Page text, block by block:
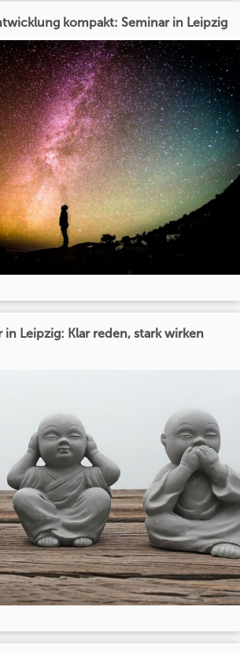
kompakt: Seminar in Leipzig
in Leipzig: Klar reden, stark wirken